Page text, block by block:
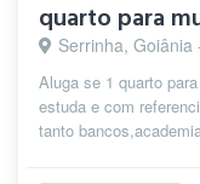
quarto para
Serrinha, Goiânia
Aluga se 1 quarto
estuda e com
tanto